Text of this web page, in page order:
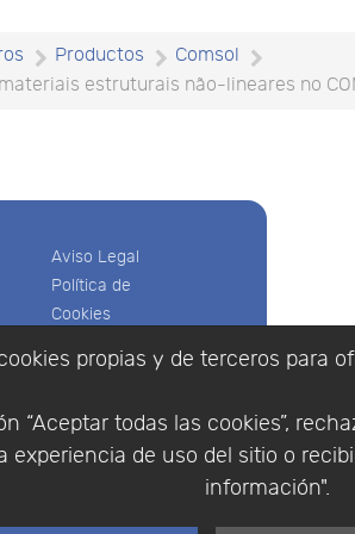
propias y de terceros para
“Aceptar todas las cookies”,
de uso del sitio o
información".
Productos
Comsol
estruturais não-lineares no
Aviso Legal
Política de
Cookies
Privacidad
de compra
Identificarse
|
©